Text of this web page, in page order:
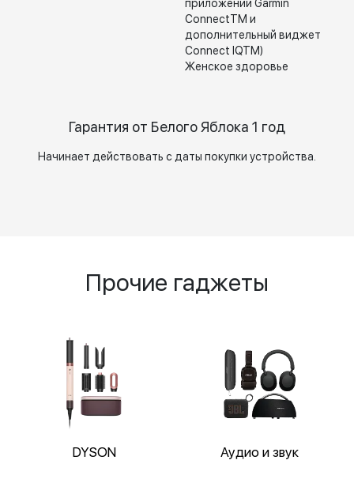
приложении Garmin
ConnectTM и
дополнительный виджет
Connect IQTM)
Женское здоровье
Гарантия от Белого Яблока 1 год
Начинает действовать с даты покупки устройства.
Прочие гаджеты
DYSON Аудио и звук